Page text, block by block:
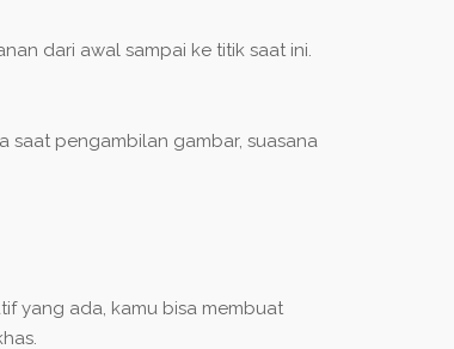
dari awal sampai ke titik saat ini.
saat pengambilan gambar, suasana
yang ada, kamu bisa membuat